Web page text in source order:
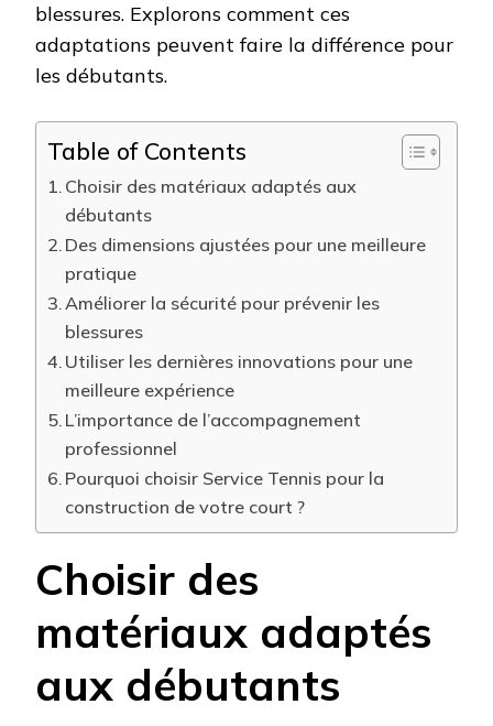
blessures. Explorons comment ces
adaptations peuvent faire la différence pour
les débutants.
Table of Contents
Choisir des matériaux adaptés aux
débutants
Des dimensions ajustées pour une meilleure
pratique
Améliorer la sécurité pour prévenir les
blessures
Utiliser les dernières innovations pour une
meilleure expérience
L’importance de l’accompagnement
professionnel
Pourquoi choisir Service Tennis pour la
construction de votre court ?
Choisir des
matériaux adaptés
aux débutants